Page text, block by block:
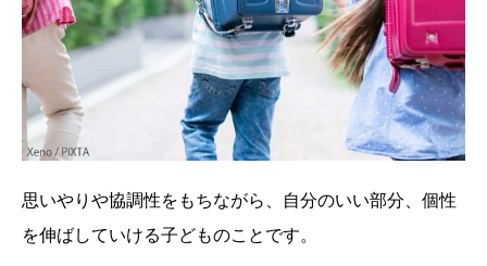
思いやりや協調性をもちながら、自分のいい部分、個性
を伸ばしていける子どものことです。